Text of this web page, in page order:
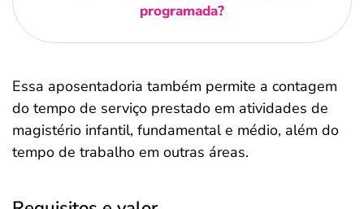
programada?
Essa aposentadoria também permite a contagem
do tempo de serviço prestado em atividades de
magistério infantil, fundamental e médio, além do
tempo de trabalho em outras áreas.